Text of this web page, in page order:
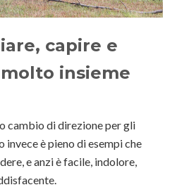
capire e
insieme
cambio di direzione per gli
è pieno di esempi che
e anzi è facile, indolore,